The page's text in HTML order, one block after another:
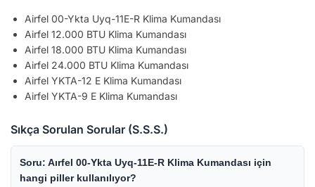
Airfel 00-Ykta Uyq-11E-R Klima Kumandası
Airfel 12.000 BTU Klima Kumandası
Airfel 18.000 BTU Klima Kumandası
Airfel 24.000 BTU Klima Kumandası
Airfel YKTA-12 E Klima Kumandası
Airfel YKTA-9 E Klima Kumandası
Sıkça Sorulan Sorular (S.S.S.)
Soru: Aırfel 00-Ykta Uyq-11E-R Klima Kumandası için
hangi piller kullanılıyor?